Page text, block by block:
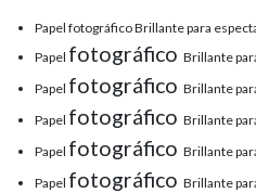
Papel fotográfico Brillante para
Papel fotográfico Brillante
Papel fotográfico Brillante
Papel fotográfico Brillante
Papel fotográfico Brillante
Papel fotográfico Brillante